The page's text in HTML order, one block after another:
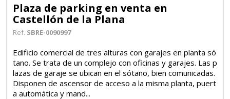
Plaza de parking en venta en
Castellón de la Plana
Ref. SBRE-0090997
Edificio comercial de tres alturas con garajes en planta só
tano. Se trata de un complejo con oficinas y garajes. Las p
lazas de garaje se ubican en el sótano, bien comunicadas.
Disponen de ascensor de acceso a la misma planta, puert
a automática y mand...